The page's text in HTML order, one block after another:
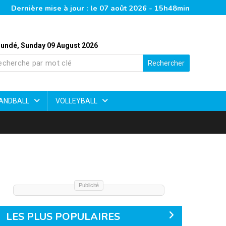
Dernière mise à jour : le 07 août 2026 - 15h48min
Sunday 09 August 2026
Rechercher
VOLLEYBALL
Publicité
LES PLUS POPULAIRES